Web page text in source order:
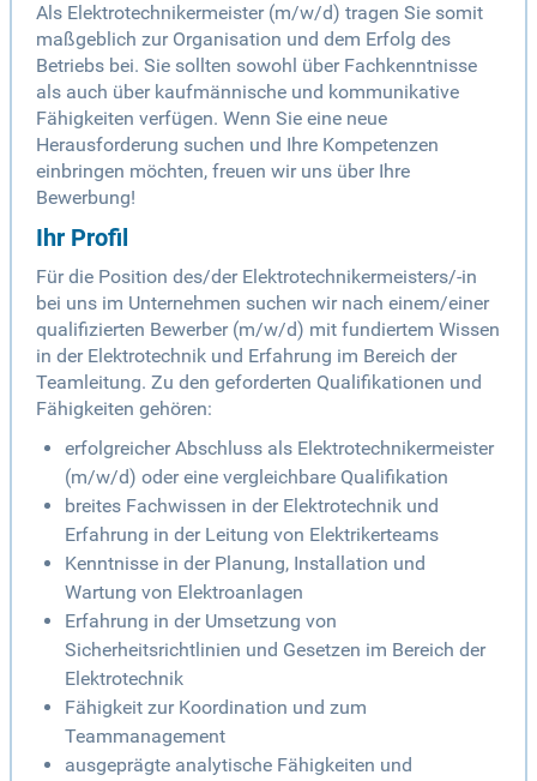
Als Elektrotechnikermeister (m/w/d) tragen Sie somit
maßgeblich zur Organisation und dem Erfolg des
Betriebs bei. Sie sollten sowohl über Fachkenntnisse
als auch über kaufmännische und kommunikative
Fähigkeiten verfügen. Wenn Sie eine neue
Herausforderung suchen und Ihre Kompetenzen
einbringen möchten, freuen wir uns über Ihre
Bewerbung!
Ihr Profil
Für die Position des/der Elektrotechnikermeisters/-in
bei uns im Unternehmen suchen wir nach einem/einer
qualifizierten Bewerber (m/w/d) mit fundiertem Wissen
in der Elektrotechnik und Erfahrung im Bereich der
Teamleitung. Zu den geforderten Qualifikationen und
Fähigkeiten gehören:
erfolgreicher Abschluss als Elektrotechnikermeister
(m/w/d) oder eine vergleichbare Qualifikation
breites Fachwissen in der Elektrotechnik und
Erfahrung in der Leitung von Elektrikerteams
Kenntnisse in der Planung, Installation und
Wartung von Elektroanlagen
Erfahrung in der Umsetzung von
Sicherheitsrichtlinien und Gesetzen im Bereich der
Elektrotechnik
Fähigkeit zur Koordination und zum
Teammanagement
ausgeprägte analytische Fähigkeiten und